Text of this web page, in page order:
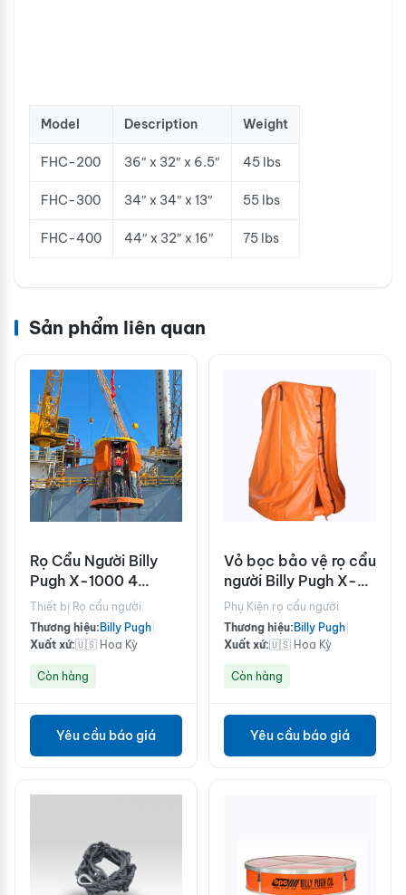
Model Description Weight
FHC-200 36″ x 32″ x 6.5″ 45 lbs
FHC-300 34″ x 34″ x 13″ 55 lbs
FHC-400 44″ x 32″ x 16″ 75 lbs
Sản phẩm liên quan
Rọ Cẩu Người Billy
Pugh X-1000 4
Person
Thiết bị Rọ cẩu người
Thương hiệu: Billy Pugh
Xuất xứ:🇺🇸 Hoa Kỳ
Còn hàng
Yêu cầu báo giá
Vỏ bọc bảo vệ rọ cẩu
người Billy Pugh X-
904 10 người lắp đặt
hoàn thiện
Phụ Kiện rọ cẩu người
Thương hiệu: Billy Pugh
Xuất xứ:🇺🇸 Hoa Kỳ
Còn hàng
Yêu cầu báo giá